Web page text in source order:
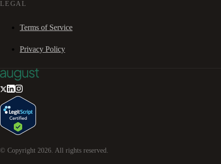
LEGAL
Terms of Service
Privacy Policy
© Copyright 2026 . All rights reserved.